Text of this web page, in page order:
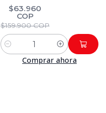
$63.960
COP
$159.900 COP
Cantidad
Comprar ahora